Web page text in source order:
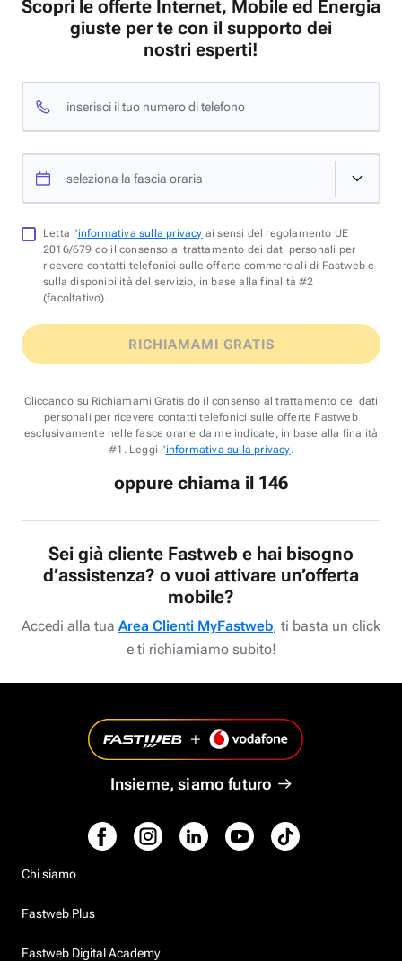
Scopri le offerte Internet, Mobile ed Energia
giuste per te con il supporto dei
nostri esperti!
inserisci il tuo numero di telefono
seleziona la fascia oraria
Letta l'informativa sulla privacy ai sensi del regolamento UE
2016/679 do il consenso al trattamento dei dati personali per
ricevere contatti telefonici sulle offerte commerciali di Fastweb e
sulla disponibilità del servizio, in base alla finalità #2
(facoltativo).
RICHIAMAMI GRATIS
Cliccando su Richiamami Gratis do il consenso al trattamento dei dati
personali per ricevere contatti telefonici sulle offerte Fastweb
esclusivamente nelle fasce orarie da me indicate, in base alla finalità
#1. Leggi l'informativa sulla privacy.
oppure chiama il 146
Sei già cliente Fastweb e hai bisogno
d’assistenza? o vuoi attivare un’offerta
mobile?
Accedi alla tua Area Clienti MyFastweb, ti basta un click
e ti richiamiamo subito!
Insieme, siamo futuro
Chi siamo
Fastweb Plus
Fastweb Digital Academy